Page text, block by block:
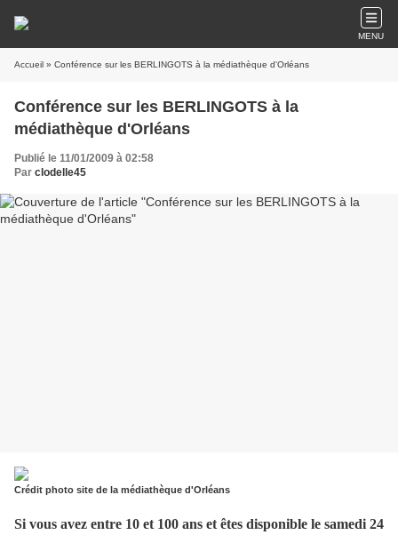
MENU
Accueil » Conférence sur les BERLINGOTS à la médiathèque d'Orléans
Conférence sur les BERLINGOTS à la
médiathèque d'Orléans
Publié le 11/01/2009 à 02:58
Par clodelle45
Crédit photo site de la médiathèque d'Orléans
Si vous avez entre 10 et 100 ans et êtes disponible le samedi 24